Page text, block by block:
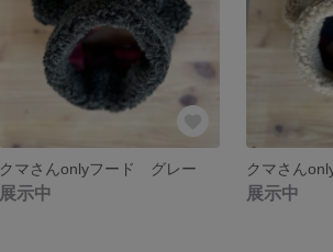
クマさんonlyフード グレー
展示中
クマさん
展示中